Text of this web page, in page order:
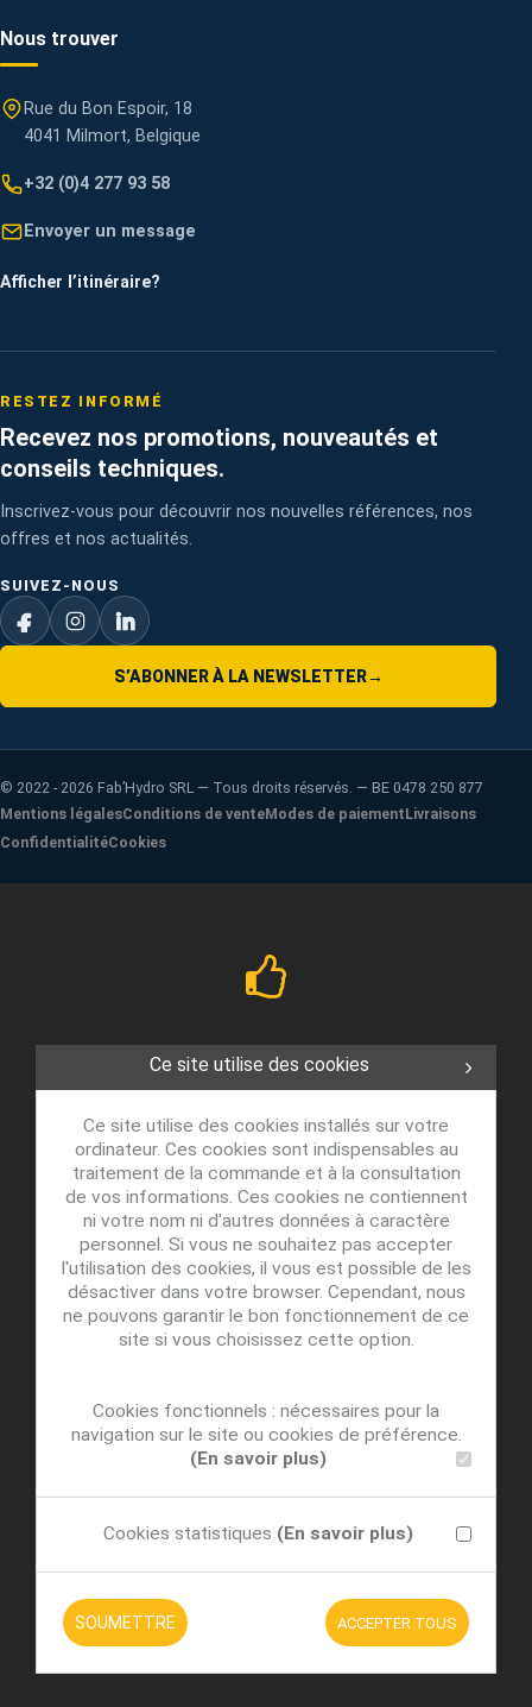
Nous trouver
Rue du Bon Espoir, 18
4041 Milmort, Belgique
+32 (0)4 277 93 58
Envoyer un message
Afficher l’itinéraire?
RESTEZ INFORMÉ
Recevez nos promotions, nouveautés et
conseils techniques.
Inscrivez-vous pour découvrir nos nouvelles références, nos
offres et nos actualités.
SUIVEZ-NOUS
S’ABONNER À LA NEWSLETTER→
© 2022 - 2026 Fab’Hydro SRL — Tous droits réservés. — BE 0478 250 877
Mentions légalesConditions de venteModes de paiementLivraisons
ConfidentialitéCookies
Ce site utilise des cookies
Ce site utilise des cookies installés sur votre
ordinateur. Ces cookies sont indispensables au
traitement de la commande et à la consultation
de vos informations. Ces cookies ne contiennent
ni votre nom ni d'autres données à caractère
personnel. Si vous ne souhaitez pas accepter
l'utilisation des cookies, il vous est possible de les
désactiver dans votre browser. Cependant, nous
ne pouvons garantir le bon fonctionnement de ce
site si vous choisissez cette option.
Cookies fonctionnels : nécessaires pour la
navigation sur le site ou cookies de préférence.
(En savoir plus)
Cookies statistiques (En savoir plus)
SOUMETTRE ACCEPTER TOUS